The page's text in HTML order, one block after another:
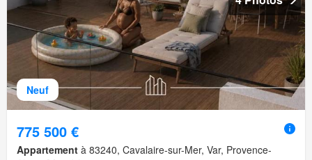
Neuf
775 500 €
Appartement à 83240, Cavalaire-sur-Mer, Var, Provence-